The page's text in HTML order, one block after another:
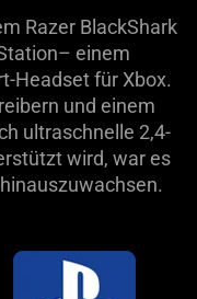
Razer BlackShark
einem
Headset für Xbox.
und einem
ultraschnelle 2,4-
wird, war es